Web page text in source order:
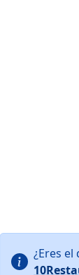
¿Eres